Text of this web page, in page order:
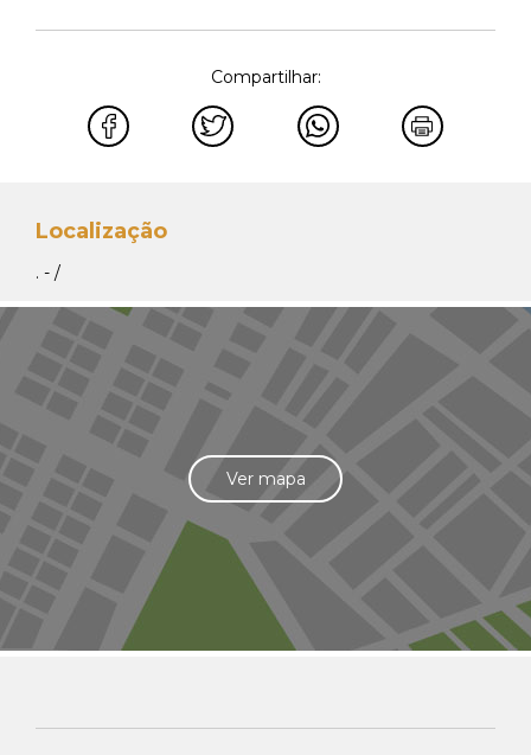
Compartilhar:
Localização
. - /
Ver mapa